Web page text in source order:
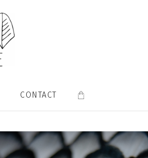
CONTACT